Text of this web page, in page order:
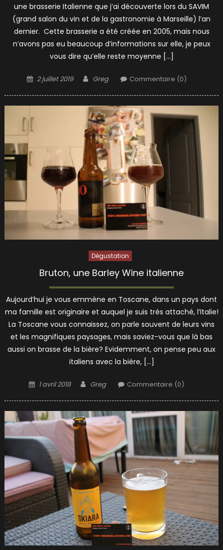
une brasserie Italienne que j’ai découverte lors du SAVIM
(grand salon du vin et de la gastronomie à Marseille) l’an
dernier. Cette brasserie a été créée en 2005, mais nous
n’avons pas eu beaucoup d’informations sur elle, je peux
vous dire qu’elle reste moyenne […]
Posted
2 juillet 2019 Author
Greg Commentaire (0)
Dégustation
Bruton, une Barley Wine italienne
Aujourd’hui je vous emmène en Toscane, dans un pays dont
ma famille est originaire et auquel je suis très attaché, l’Italie!
La Toscane vous connaissez, on parle souvent de leurs vins
et les magnifiques paysages, mais saviez-vous que là bas
aussi on brasse de la bière? Evidemment, on pense peu aux
italiens avec la bière, […]
Posted
1 avril 2018 Author
Greg Commentaire (0)